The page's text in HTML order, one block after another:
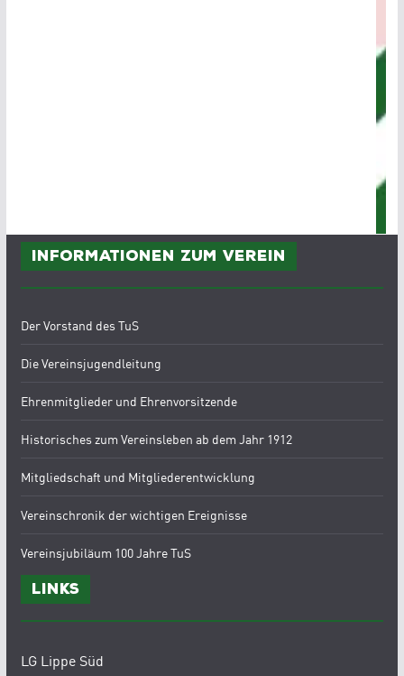
Informationen zum Verein
Der Vorstand des TuS
Die Vereinsjugendleitung
Ehrenmitglieder und Ehrenvorsitzende
Historisches zum Vereinsleben ab dem Jahr 1912
Mitgliedschaft und Mitgliederentwicklung
Vereinschronik der wichtigen Ereignisse
Vereinsjubiläum 100 Jahre TuS
Links
LG Lippe Süd